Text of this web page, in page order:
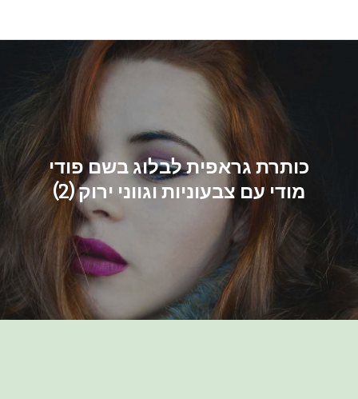
כותרת גראפית לבלוג בשם פודי
מודי עם צבעוניות וגווני ירוק (2)